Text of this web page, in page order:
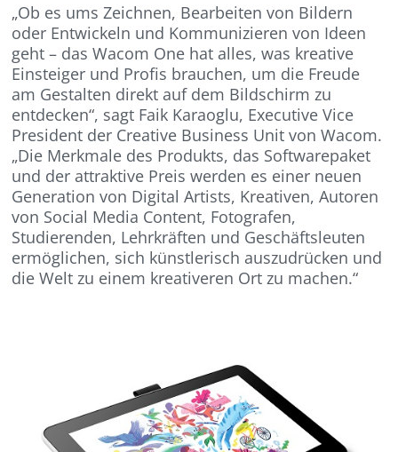
„Ob es ums Zeichnen, Bearbeiten von Bildern
oder Entwickeln und Kommunizieren von Ideen
geht – das Wacom One hat alles, was kreative
Einsteiger und Profis brauchen, um die Freude
am Gestalten direkt auf dem Bildschirm zu
entdecken“, sagt Faik Karaoglu, Executive Vice
President der Creative Business Unit von Wacom.
„Die Merkmale des Produkts, das Softwarepaket
und der attraktive Preis werden es einer neuen
Generation von Digital Artists, Kreativen, Autoren
von Social Media Content, Fotografen,
Studierenden, Lehrkräften und Geschäftsleuten
ermöglichen, sich künstlerisch auszudrücken und
die Welt zu einem kreativeren Ort zu machen.“